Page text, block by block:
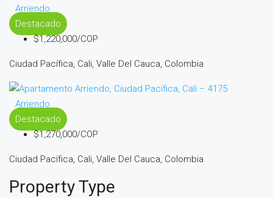
Arriendo
Destacado
$1,220,000/COP
Ciudad Pacífica, Cali, Valle Del Cauca, Colombia
Arriendo
Destacado
$1,270,000/COP
Ciudad Pacífica, Cali, Valle Del Cauca, Colombia
Property Type